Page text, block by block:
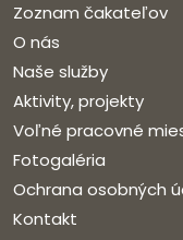
Zoznam čakateľov
O nás
Naše služby
Aktivity, projekty
Voľné pracovné
Fotogaléria
Ochrana osobných
Kontakt